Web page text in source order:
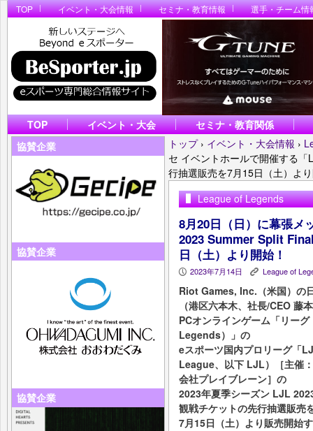
TOP イベント・大会情報 セミナ・教育情報 選手・チーム情
TOP イベント・大会
セミナ・教育関係
協賛企業
協賛企業
協賛企業
トップ › イベント・大会情報 ›
セ イベントホールで開催する
行抽選販売を7月15日（土）よ
League of Legends
8月20日（日）に幕張メ
2023 Summer Split
日（土）より開始！
P 2023年7月14日 K League of
Riot Games, Inc.（米国）の
（港区六本木、社長/CEO 藤
PCオンラインゲーム「リー
Legends）」の
eスポーツ国内プロリーグ
League、以下 LJL）［主催
会社プレイブレーン］の
2023年夏季シーズン LJL
観戦チケットの先行抽選販売
7月15日（土）より販売開始